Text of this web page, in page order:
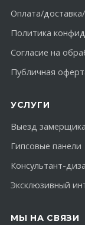
Оплата/
Политика
Согласие на
Публичная
УСЛУГИ
Выезд замерщика
Гипсовые панели
Консультант-
Эксклюзивный
МЫ НА СВЯЗИ